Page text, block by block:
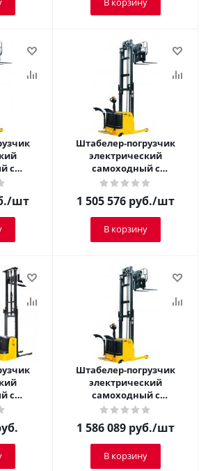
с
т 4,0
/шт
Штабелер-погрузчик
электрический
самоходный с
платформой TOR 1,5 т 2,5
м CQDH15A-II
1 505 576 руб./шт
В корзину
с
т 5,0
Штабелер-погрузчик
электрический
самоходный с
платформой TOR 1,5 т 3,5
м CQDH15A-II
1 586 089 руб./шт
В корзину